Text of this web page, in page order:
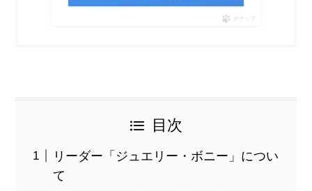
ポチップ
目次
リーダー「ジュエリー・ボニー」につい
て